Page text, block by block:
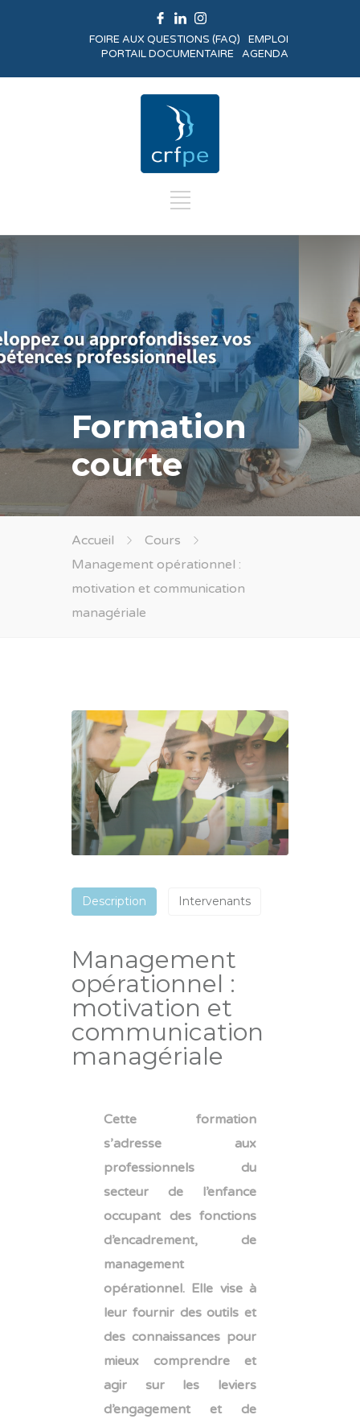
EMPLOI
FOIRE AUX QUESTIONS (FAQ)
AGENDA
PORTAIL DOCUMENTAIRE
Formation
courte
Accueil
Cours
Management opérationnel :
motivation et communication
managériale
Description Intervenants
Management
opérationnel :
motivation et
communication
managériale
Cette formation
s’adresse aux
professionnels du
secteur de l’enfance
occupant des fonctions
d’encadrement, de
management
opérationnel. Elle vise à
leur fournir des outils et
des connaissances pour
mieux comprendre et
agir sur les leviers
d’engagement et de